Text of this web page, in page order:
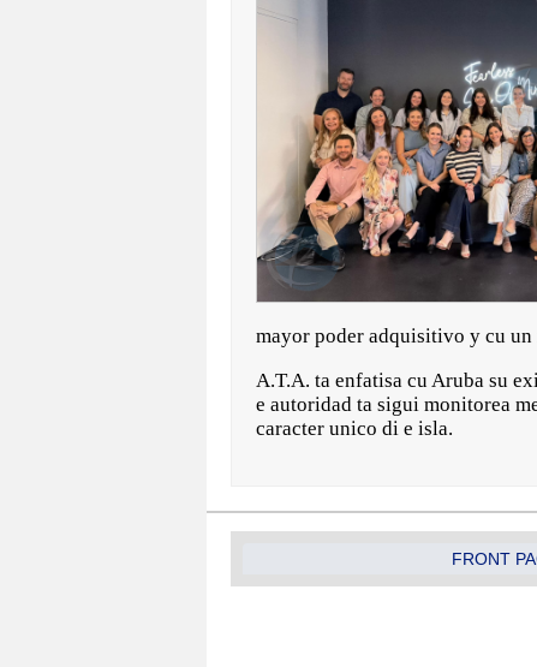
mayor poder adquisitivo y cu
A.T.A. ta enfatisa cu Aruba su
e autoridad ta sigui monitorea
caracter unico di e isla.
FRONT